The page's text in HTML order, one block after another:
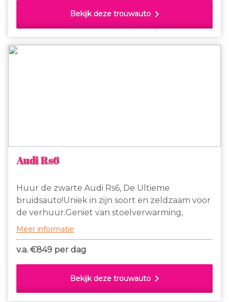
De G-Klasse is niet alleen een blikvanger, maar
ook een waar statement van stijl en klasse.
Bekijk deze trouwauto chevron_right
Audi Rs6
Huur de zwarte Audi Rs6, De Ultieme
bruidsauto!Uniek in zijn soort en zeldzaam voor
de verhuur.Geniet van stoelverwarming,
automaat en ga zo maar door in op en top
luxe.De kleur is afgestemd op ieder pak en jurk
en er is voldoende ruimte voor lange mensen.
Meer informatie
v.a. €849 per dag
Bekijk deze trouwauto chevron_right